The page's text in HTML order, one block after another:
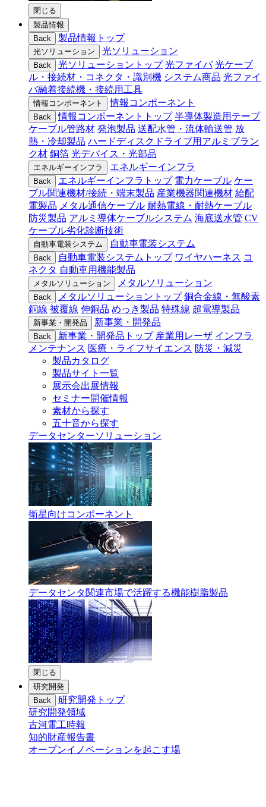
閉じる
製品情報
Back
製品情報トップ
光ソリューション 光ソリューション
Back 光ソリューショントップ 光ファイバ 光ケーブ
ル・接続材・コネクタ・識別機 システム商品 光ファイ
バ融着接続機・接続用工具
情報コンポーネント 情報コンポーネント
Back 情報コンポーネントトップ 半導体製造用テープ
ケーブル管路材 発泡製品 送配水管・流体輸送管 放
熱・冷却製品 ハードディスクドライブ用アルミブラン
ク材 銅箔 光デバイス・光部品
エネルギーインフラ エネルギーインフラ
Back エネルギーインフラトップ 電力ケーブル ケー
ブル関連機材/接続・端末製品 産業機器関連機材 給配
電製品 メタル通信ケーブル 耐熱電線・耐熱ケーブル
防災製品 アルミ導体ケーブルシステム 海底送水管 CV
ケーブル劣化診断技術
自動車電装システム 自動車電装システム
Back 自動車電装システムトップ ワイヤハーネス コ
ネクタ 自動車用機能製品
メタルソリューション メタルソリューション
Back メタルソリューショントップ 銅合金線・無酸素
銅線 被覆線 伸銅品 めっき製品 特殊線 超電導製品
新事業・開発品 新事業・開発品
Back 新事業・開発品トップ 産業用レーザ インフラ
メンテナンス 医療・ライフサイエンス 防災・減災
製品カタログ
製品サイト一覧
展示会出展情報
セミナー開催情報
素材から探す
五十音から探す
データセンターソリューション
衛星向けコンポーネント
データセンタ関連市場で活躍する機能樹脂製品
閉じる
研究開発
Back
研究開発トップ
研究開発領域
古河電工時報
知的財産報告書
オープンイノベーションを起こす場